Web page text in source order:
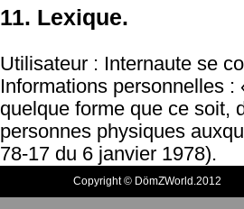
11. Lexique.
Utilisateur : Internaute se
Informations personnelles
quelque forme que ce soit,
personnes physiques
78-17 du 6 janvier 1978).
Copyright © DömZWorld.2012